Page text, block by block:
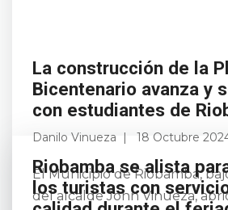
La construcción de la
Bicentenario avanza y
con estudiantes de
Danilo Vinueza 18 Octubre
El Municipio de Riobamba,
del alcalde John Vinueza,